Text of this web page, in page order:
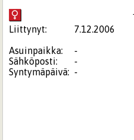
Liittynyt:
7.12.2006
Asuinpaikka:
-
Sähköposti:
-
Syntymäpäivä: -